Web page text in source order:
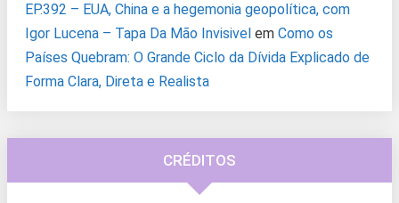
EP.392 – EUA, China e a hegemonia geopolítica, com
Igor Lucena – Tapa Da Mão Invisivel em Como os
Países Quebram: O Grande Ciclo da Dívida Explicado de
Forma Clara, Direta e Realista
CRÉDITOS